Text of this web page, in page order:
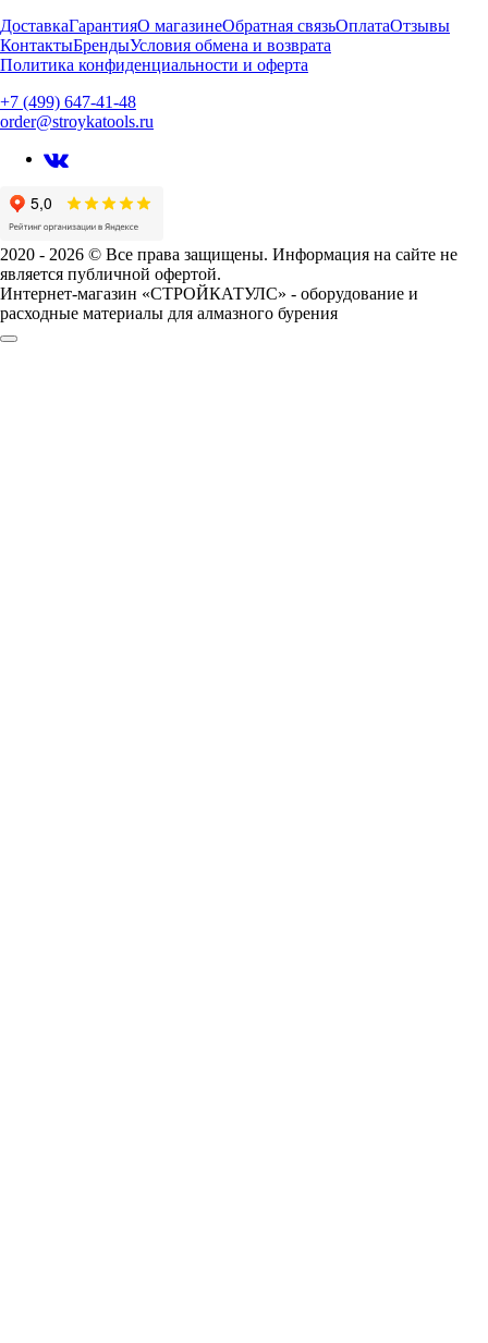
ДоставкаГарантияО магазинеОбратная связьОплатаОтзывы
КонтактыБрендыУсловия обмена и возврата
Политика конфиденциальности и оферта
+7 (499) 647-41-48
order@stroykatools.ru
2020 - 2026 © Все права защищены. Информация на сайте не
является публичной офертой.
Интернет-магазин «СТРОЙКАТУЛС» - оборудование и
расходные материалы для алмазного бурения